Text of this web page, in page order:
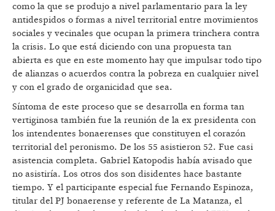
como la que se produjo a nivel parlamentario para la ley
antidespidos o formas a nivel territorial entre movimientos
sociales y vecinales que ocupan la primera trinchera contra
la crisis. Lo que está diciendo con una propuesta tan
abierta es que en este momento hay que impulsar todo tipo
de alianzas o acuerdos contra la pobreza en cualquier nivel
y con el grado de organicidad que sea.
Síntoma de este proceso que se desarrolla en forma tan
vertiginosa también fue la reunión de la ex presidenta con
los intendentes bonaerenses que constituyen el corazón
territorial del peronismo. De los 55 asistieron 52. Fue casi
asistencia completa. Gabriel Katopodis había avisado que
no asistiría. Los otros dos son disidentes hace bastante
tiempo. Y el participante especial fue Fernando Espinoza,
titular del PJ bonaerense y referente de La Matanza, el